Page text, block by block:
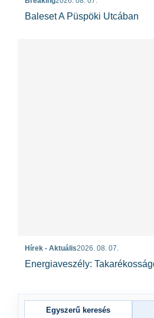
Baleset A Püspöki Utcában
Hírek - Aktuális2026. 08. 07.
Energiaveszély:
Egyszerű keresés